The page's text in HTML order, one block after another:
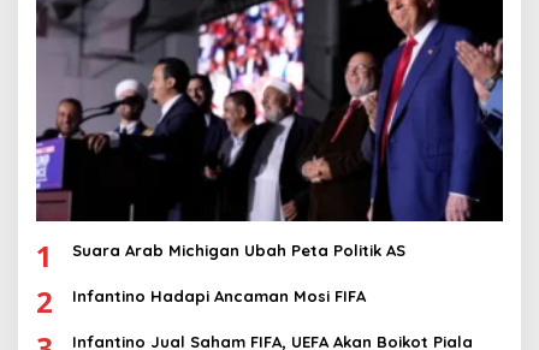
1 Suara Arab Michigan Ubah Peta Politik AS
2 Infantino Hadapi Ancaman Mosi FIFA
Infantino Jual Saham FIFA, UEFA Akan Boikot Piala